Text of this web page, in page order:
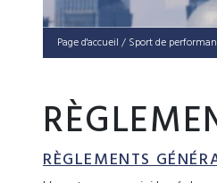
Page d'accueil / Sport de
RÈGLEMENTS